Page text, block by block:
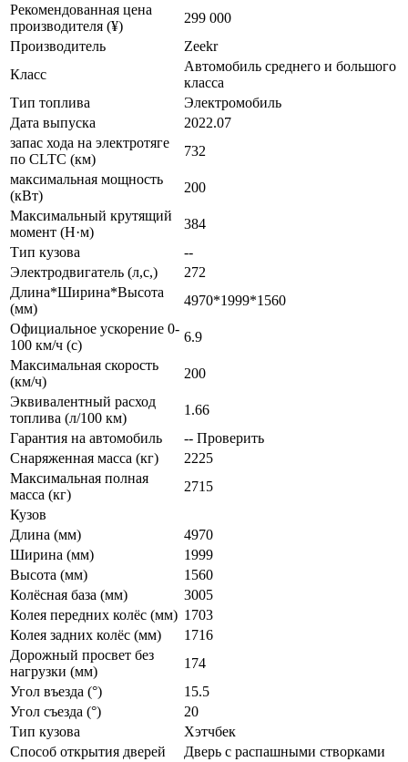
Рекомендованная цена
производителя (¥)
299 000
Производитель
Zeekr
Класс
Автомобиль среднего и большого
класса
Тип топлива
Электромобиль
Дата выпуска
2022.07
запас хода на электротяге
по CLTC (км)
732
максимальная мощность
(кВт)
200
Максимальный крутящий
момент (Н·м)
384
Тип кузова
--
Электродвигатель (л,с,)
272
Длина*Ширина*Высота
(мм)
4970*1999*1560
Официальное ускорение 0-
100 км/ч (с)
6.9
Максимальная скорость
(км/ч)
200
Эквивалентный расход
топлива (л/100 км)
1.66
Гарантия на автомобиль
-- Проверить
Снаряженная масса (кг)
2225
Максимальная полная
масса (кг)
2715
Кузов
Длина (мм)
4970
Ширина (мм)
1999
Высота (мм)
1560
Колёсная база (мм)
3005
Колея передних колёс (мм) 1703
Колея задних колёс (мм)
1716
Дорожный просвет без
нагрузки (мм)
174
Угол въезда (°)
15.5
Угол съезда (°)
20
Тип кузова
Хэтчбек
Способ открытия дверей
Дверь с распашными створками